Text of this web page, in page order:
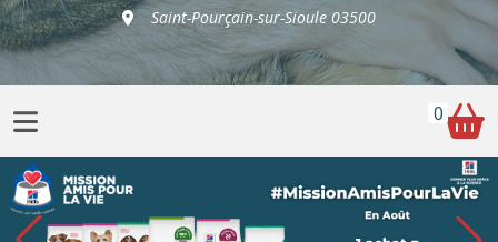
Saint-Pourçain-sur-Sioule 03500
0